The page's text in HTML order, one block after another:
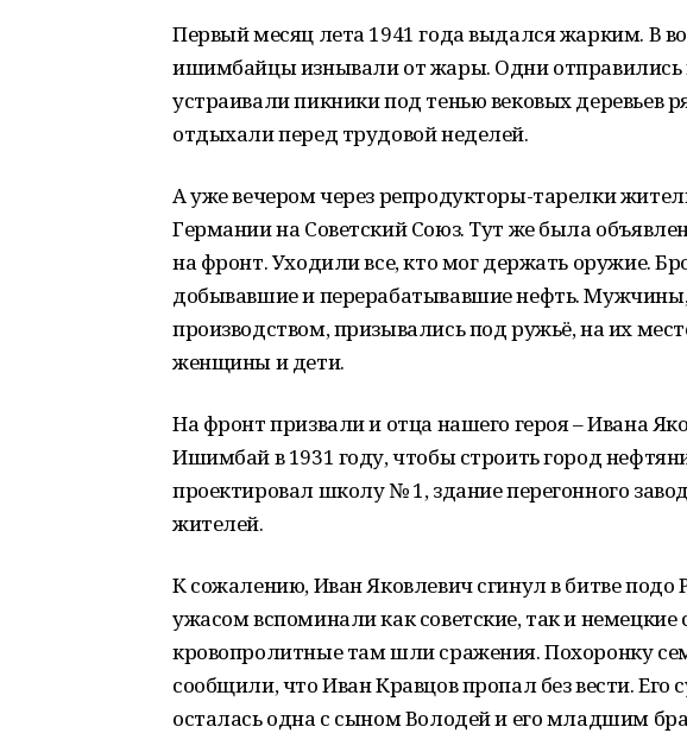
Первый месяц лета 1941 года выдался жарким. В
ишимбайцы изнывали от жары. Одни отправились
устраивали пикники под тенью вековых
отдыхали перед трудовой неделей.
А уже вечером через репродукторы-тарелки
Германии на Советский Союз. Тут же была
на фронт. Уходили все, кто мог держать оружие.
добывавшие и перерабатывавшие нефть.
производством, призывались под ружьё, на их
женщины и дети.
На фронт призвали и отца нашего героя – Ивана
Ишимбай в 1931 году, чтобы строить город
проектировал школу № 1, здание перегонного
жителей.
К сожалению, Иван Яковлевич сгинул в битве
ужасом вспоминали как советские, так и немецкие
кровопролитные там шли сражения. Похоронку
сообщили, что Иван Кравцов пропал без вести. Его
осталась одна с сыном Володей и его младшим